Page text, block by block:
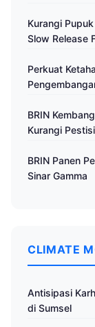
Kurangi
Slow Release
Perkuat
BRIN
Kurangi
BRIN Panen
Sinar Gamma
CLIMATE
Antisipasi
di Sumsel